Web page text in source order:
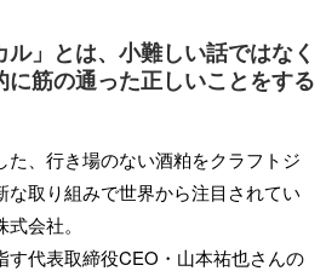
」とは、小難しい話ではなく
に筋の通った正しいことをする
た、行き場のない酒粕をクラフトジ
な取り組みで世界から注目されてい
会社。
す代表取締役CEO・山本祐也さんの